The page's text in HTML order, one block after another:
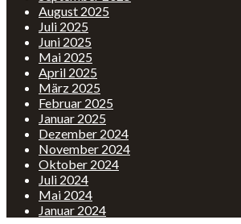
August 2025
Juli 2025
Juni 2025
Mai 2025
April 2025
März 2025
Februar 2025
Januar 2025
Dezember 2024
November 2024
Oktober 2024
Juli 2024
Mai 2024
Januar 2024